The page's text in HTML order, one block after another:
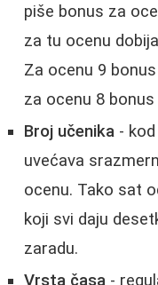
piše bonus za
za tu ocenu
Za ocenu 9
za ocenu 8 bonus
Broj učenika -
uvećava
ocenu. Tako sat
koji svi daju
zaradu.
Vrsta časa -